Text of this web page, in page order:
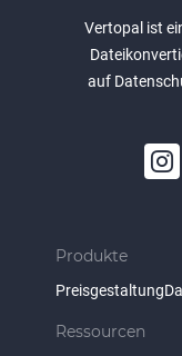
Vertopal ist
auf
Produkte
Preisgestaltung
Ressourcen